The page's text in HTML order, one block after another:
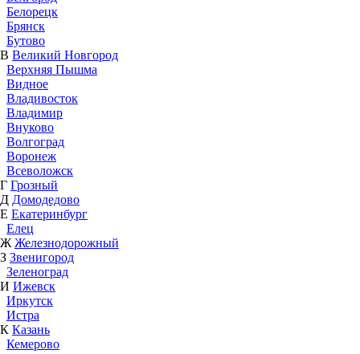
Белорецк
Брянск
Бутово
В Великий Новгород
Верхняя Пышма
Видное
Владивосток
Владимир
Внуково
Волгоград
Воронеж
Всеволожск
Г Грозный
Д Домодедово
Е Екатеринбург
Елец
Ж Железнодорожный
З Звенигород
Зеленоград
И Ижевск
Иркутск
Истра
К Казань
Кемерово